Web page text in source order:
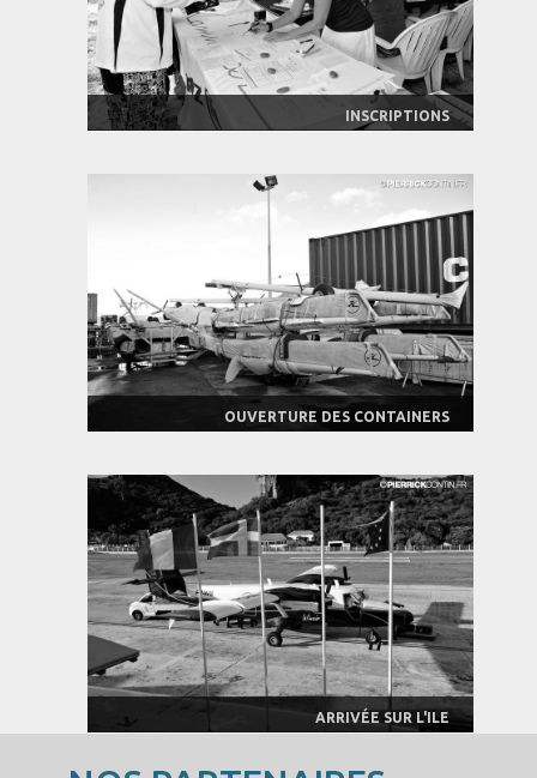
INSCRIPTIONS
OUVERTURE DES CONTAINERS
ARRIVÉE SUR L'ILE